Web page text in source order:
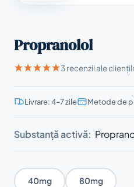
Propranolol
3 recenzii ale
Livrare: 4–7 zile Metode de
Substanță activă:
40mg 80mg